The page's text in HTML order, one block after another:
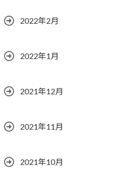
2022年2月
2022年1月
2021年12月
2021年11月
2021年10月